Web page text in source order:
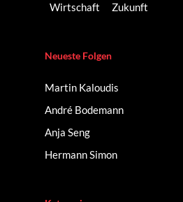
Wirtschaft
Zukunft
Neueste Folgen
Martin Kaloudis
André Bodemann
Anja Seng
Hermann Simon